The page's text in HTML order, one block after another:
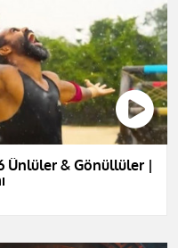
Ünlüler & Gönüllüler |